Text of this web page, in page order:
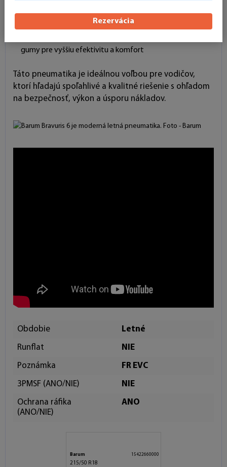
dlhá životnosť, nízky valivý odpor
gumy pre vyššiu efektivitu a komfort
Táto pneumatika je ideálnou voľbou pre vodičov,
ktorí hľadajú spoľahlivé a kvalitné riešenie s ohľadom
na bezpečnosť, výkon a úsporu nákladov.
Obdobie Letné
Runflat NIE
Poznámka FR EVC
3PMSF (ANO/NIE) NIE
Ochrana ráfika
(ANO/NIE)
ANO
Barum 15422660000
215/50 R18
Rezervácia